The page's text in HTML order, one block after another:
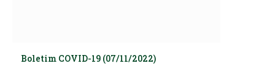
Boletim COVID-19 (07/11/2022)